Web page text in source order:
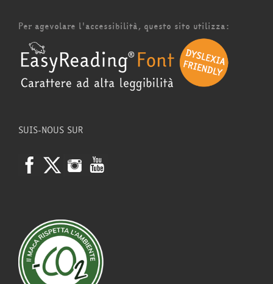
Per agevolare l'accessibilità, questo sito utilizza:
SUIS-NOUS SUR